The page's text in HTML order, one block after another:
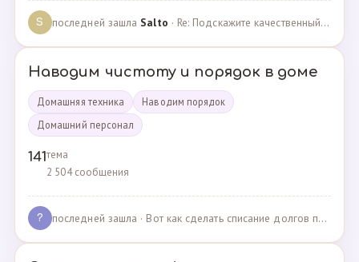
S последней зашла Salto · Re: Подскажите качественный и крепкий капсульный ко… · 01.09.2024
Наводим чистоту и порядок в доме
Домашняя техника
Наводим порядок
Домашний персонал
141тема
2 504 сообщения
? последней зашла · Вот как сделать списание долгов по жкх? · 02.05.2025